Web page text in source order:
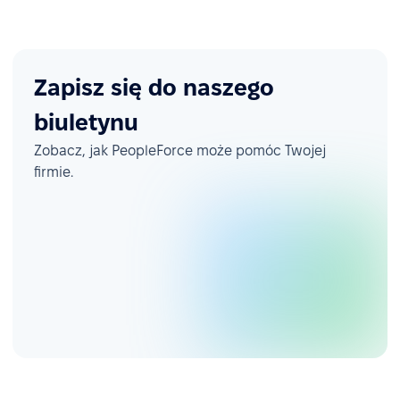
Zapisz się do naszego
biuletynu
Zobacz, jak PeopleForce może pomóc Twojej
firmie.